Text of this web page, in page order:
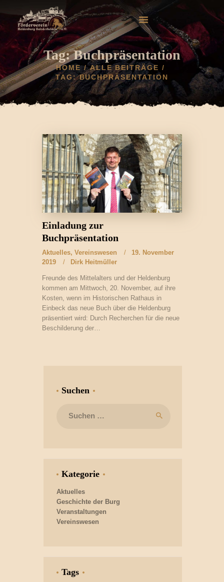
Tag: Buchpräsentation
HOME
ALLE BEITRÄGE
TAG: BUCHPRÄSENTATION
HOME
AKTUELLES
HISTORIE
VEREIN
GALERIE
Einladung zur
Buchpräsentation
Aktuelles, Vereinswesen
19. November
2019
Dirk Heitmüller
Freunde des Mittelalters und der Heldenburg
kommen am Mittwoch, 20. November, auf ihre
Kosten, wenn im Historischen Rathaus in
Einbeck das neue Buch über die Heldenburg
präsentiert wird: Durch Recherchen für die neue
Beschilderung der…
Suchen
nach:
Kategorie
Aktuelles
Geschichte der Burg
Veranstaltungen
Vereinswesen
Tags